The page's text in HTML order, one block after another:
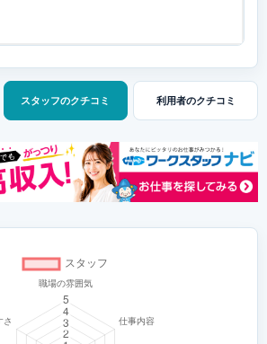
スタッフのクチコミ 利用者のクチコミ